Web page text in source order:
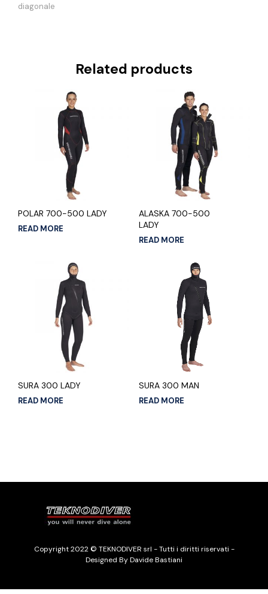
diagonale
Related products
POLAR 700-500 LADY
READ MORE
ALASKA 700-500
LADY
READ MORE
SURA 300 LADY
READ MORE
SURA 300 MAN
READ MORE
Copyright 2022 © TEKNODIVER srl - Tutti i diritti riservati -
Designed By Davide Bastiani